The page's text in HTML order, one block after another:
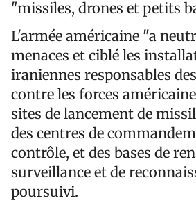
"missiles, drones et petits
L'armée américaine "a
menaces et ciblé les
iraniennes responsables
contre les forces
sites de lancement de
des centres de
contrôle, et des bases de
surveillance et de
poursuivi.